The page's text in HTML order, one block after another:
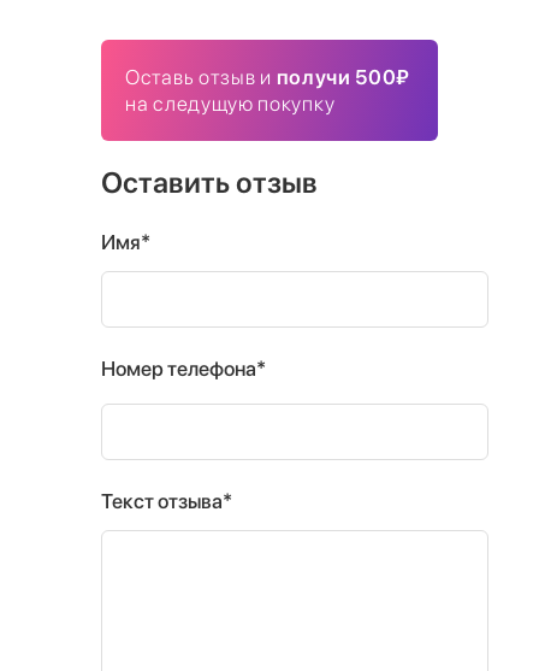
Оставь отзыв и получи 500₽
на следущую покупку
Оставить отзыв
Имя*
Номер телефона*
Текст отзыва*